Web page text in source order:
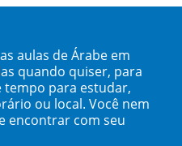
aulas de Árabe em
quando quiser, para
tempo para estudar,
ou local. Você nem
encontrar com seu